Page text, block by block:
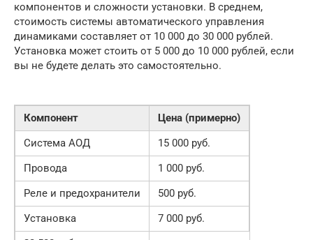
компонентов и сложности установки. В среднем,
стоимость системы автоматического управления
динамиками составляет от 10 000 до 30 000 рублей.
Установка может стоить от 5 000 до 10 000 рублей, если
вы не будете делать это самостоятельно.
Компонент
Цена (примерно)
Система АОД
15 000 руб.
Провода
1 000 руб.
Реле и предохранители
500 руб.
Установка
7 000 руб.